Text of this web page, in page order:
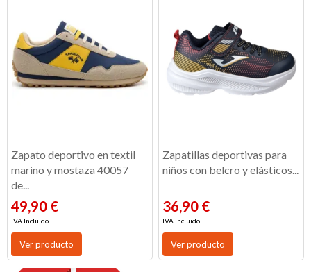
Zapato deportivo en textil
marino y mostaza 40057
de...
49,90 €
IVA Incluido
Ver producto
Zapatillas deportivas para
niños con belcro y elásticos...
36,90 €
IVA Incluido
Ver producto